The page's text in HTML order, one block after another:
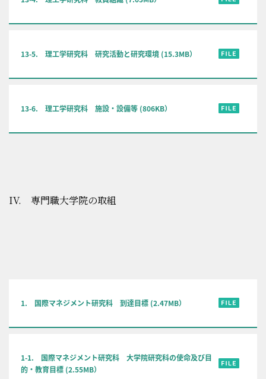
13-5. 理工学研究科 研究活動と研究環境 (15.3MB）
13-6. 理工学研究科 施設・設備等 (806KB）
IV. 専門職大学院の取組
1. 国際マネジメント研究科 到達目標 (2.47MB）
1-1. 国際マネジメント研究科 大学院研究科の使命及び目
的・教育目標 (2.55MB）